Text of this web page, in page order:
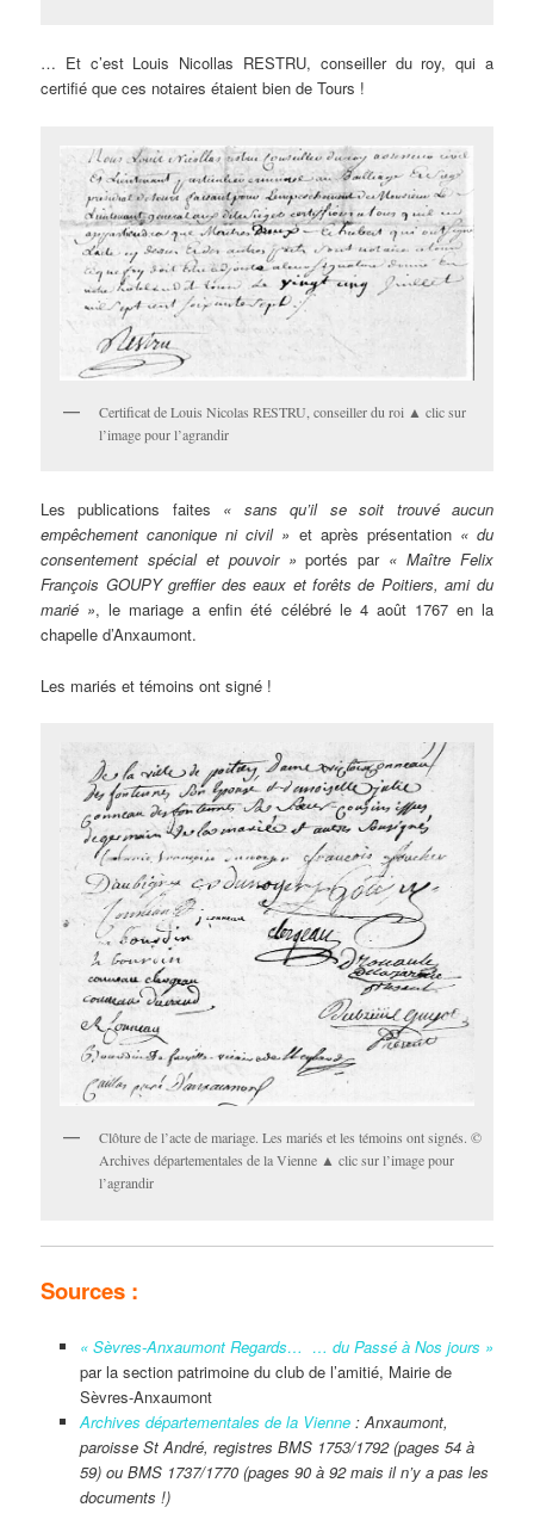
… Et c’est Louis Nicollas RESTRU, conseiller du roy, qui a
certifié que ces notaires étaient bien de Tours !
Certificat de Louis Nicolas RESTRU, conseiller du roi ▲ clic sur
l’image pour l’agrandir
Les publications faites « sans qu’il se soit trouvé aucun
empêchement canonique ni civil » et après présentation « du
consentement spécial et pouvoir » portés par « Maître Felix
François GOUPY greffier des eaux et forêts de Poitiers, ami du
marié », le mariage a enfin été célébré le 4 août 1767 en la
chapelle d’Anxaumont.
Les mariés et témoins ont signé !
Clôture de l’acte de mariage. Les mariés et les témoins ont signés. ©
Archives départementales de la Vienne ▲ clic sur l’image pour
l’agrandir
Sources :
« Sèvres-Anxaumont Regards… … du Passé à Nos jours »
par la section patrimoine du club de l’amitié, Mairie de
Sèvres-Anxaumont
Archives départementales de la Vienne: Anxaumont,
paroisse St André, registres BMS 1753/1792 (pages 54 à
59) ou BMS 1737/1770 (pages 90 à 92 mais il n’y a pas les
documents !)